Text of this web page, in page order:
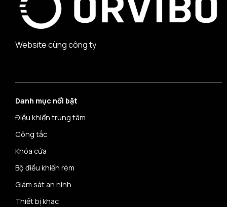
Website cùng công ty
Danh mục nổi bật
Điều khiển trung tâm
Công tắc
Khóa cửa
Bộ điều khiển rèm
Giám sát an ninh
Thiết bị khác